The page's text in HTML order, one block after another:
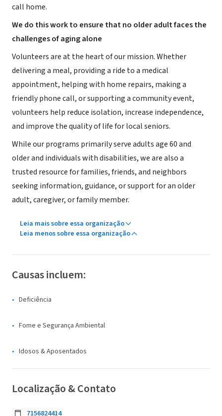
call home.
We do this work to ensure that no older adult faces the
challenges of aging alone
Volunteers are at the heart of our mission. Whether
delivering a meal, providing a ride to a medical
appointment, helping with home repairs, making a
friendly phone call, or supporting a community event,
volunteers help reduce isolation, increase independence,
and improve the quality of life for local seniors.
While our programs primarily serve adults age 60 and
older and individuals with disabilities, we are also a
trusted resource for families, friends, and neighbors
seeking information, guidance, or support for an older
adult, caregiver, or family member.
Leia mais sobre essa organização
Leia menos sobre essa organização
Causas incluem:
Deficiência
Fome e Segurança Ambiental
Idosos & Aposentados
Localização & Contato
7156824414